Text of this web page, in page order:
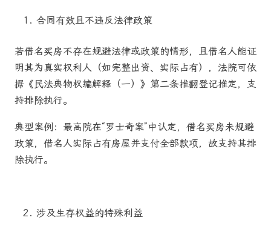
合同有效且不违反法律政策
若借名买房不存在规避法律或政策的情形，且借名人能证
明其为真实权利人（如完整出资、实际占有），法院可依
据《民法典物权编解释（一）》第二条推翻登记推定，支
持排除执行。
典型案例：最高院在“罗士奇案”中认定，借名买房未规避
政策，借名人实际占有房屋并支付全部款项，故支持其排
除执行。
涉及生存权益的特殊利益